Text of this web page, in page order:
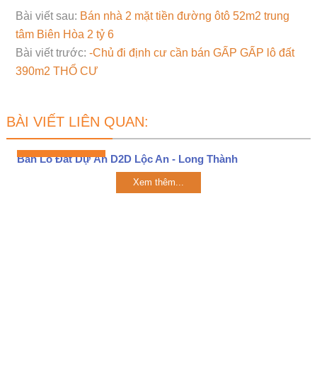
Bài viết sau: Bán nhà 2 mặt tiền đường ôtô 52m2 trung
tâm Biên Hòa 2 tỷ 6
Bài viết trước: -Chủ đi định cư cần bán GẤP GẤP lô đất
390m2 THỔ CƯ
BÀI VIẾT LIÊN QUAN:
Bán Lô Đất Dự Án D2D Lộc An - Long Thành
Xem thêm...